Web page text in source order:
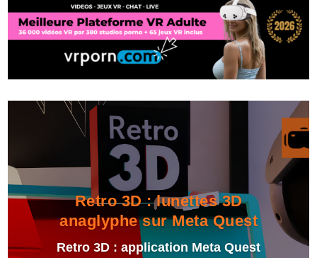
Retro 3D : lunettes 3D
anaglyphe sur Meta Quest
Retro 3D : application Meta Quest